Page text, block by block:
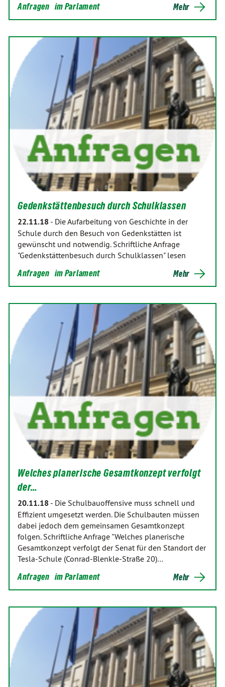
Anfragen im Parlament Mehr
Gedenkstättenbesuch durch Schulklassen
22.11.18 - Die Aufarbeitung von Geschichte in der
Schule durch den Besuch von Gedenkstätten ist
gewünscht und notwendig. Schriftliche Anfrage
"Gedenkstättenbesuch durch Schulklassen" lesen
Anfragen im Parlament Mehr
Welches planerische Gesamtkonzept verfolgt
der…
20.11.18 - Die Schulbauoffensive muss schnell und
Effizient umgesetzt werden. Die Schulbauten müssen
dabei jedoch dem gemeinsamen Gesamtkonzept
folgen. Schriftliche Anfrage "Welches planerische
Gesamtkonzept verfolgt der Senat für den Standort der
Tesla-Schule (Conrad-Blenkle-Straße 20)…
Anfragen im Parlament Mehr